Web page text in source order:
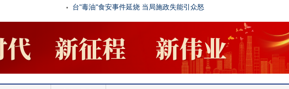
台"毒油"食安事件延烧 当局施政失能引众怒